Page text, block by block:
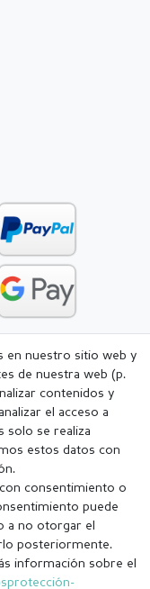
en nuestro sitio web y
de nuestra web (p.
contenidos y
el acceso a
solo se realiza
estos datos con
consentimiento o
puede
a no otorgar el
posteriormente.
información sobre el